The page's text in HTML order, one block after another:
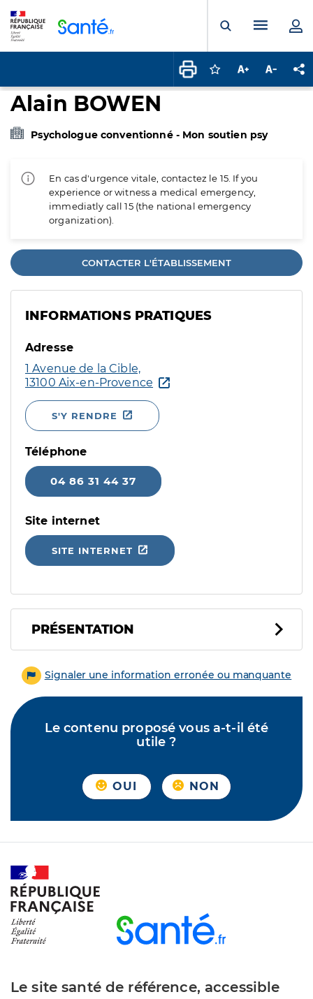
Ouvrir laMenu
Connectez-vous
Augmenter la
Alain BOWEN
Psychologue conventionné - Mon soutien psy
En cas d'urgence vitale, contactez le 15. If you
experience or witness a medical emergency,
immediatly call 15 (the national emergency
organization).
CONTACTER L'ÉTABLISSEMENT
INFORMATIONS PRATIQUES
Adresse
1 Avenue de la Cible,
13100 Aix-en-Provence
S'Y RENDRE
Téléphone
04 86 31 44 37
Site internet
SITE INTERNET
PRÉSENTATION
Signaler une information erronée ou manquante
Le contenu proposé vous a-t-il été
utile ?
OUI NON
Le site santé de référence, accessible